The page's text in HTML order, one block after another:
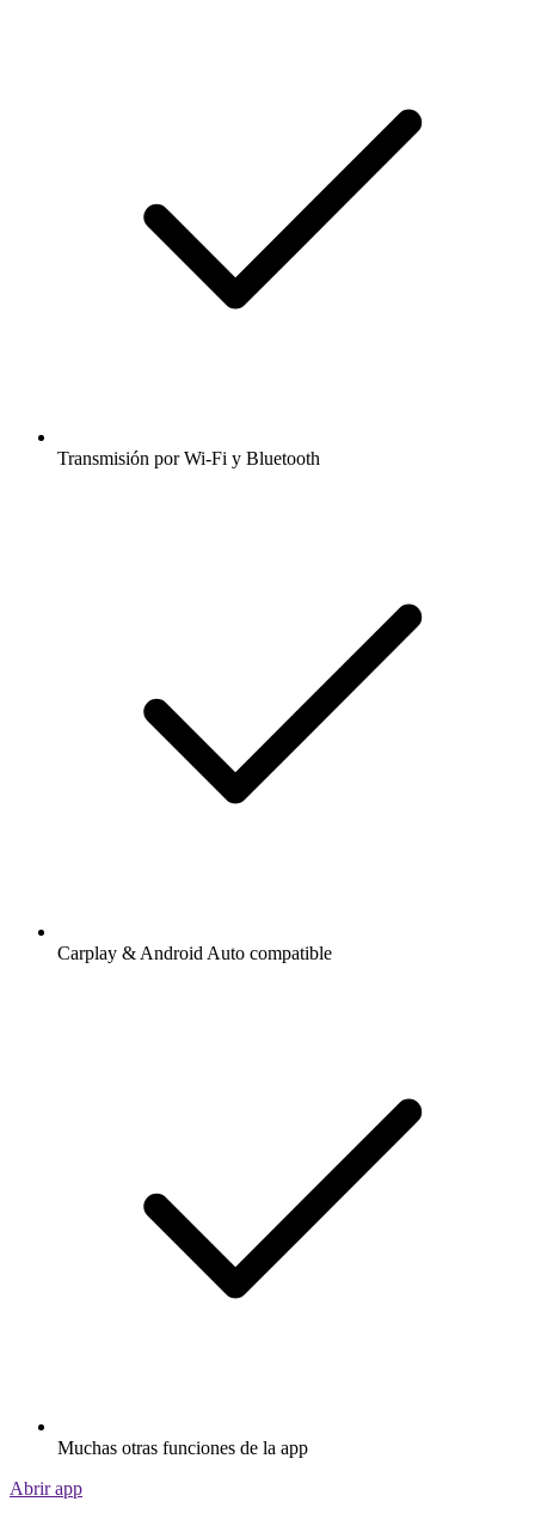
Transmisión por Wi-Fi y Bluetooth
Carplay & Android Auto compatible
Muchas otras funciones de la app
Abrir app